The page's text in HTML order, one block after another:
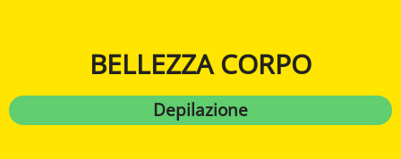
BELLEZZA CORPO
Depilazione